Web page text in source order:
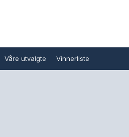
Våre utvalgte Vinnerliste